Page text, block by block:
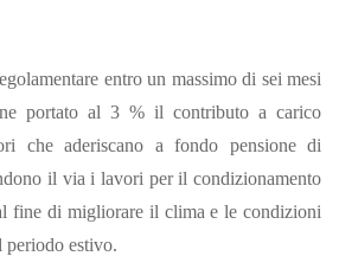
entro un massimo di sei mesi
portato al 3 % il contributo a carico
che aderiscano a fondo pensione di
il via i lavori per il condizionamento
fine di migliorare il clima e le condizioni
periodo estivo.